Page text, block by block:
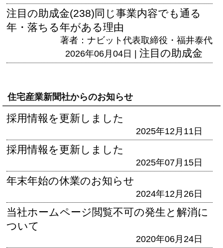
注目の助成金(238)同じ事業内容でも通る
年・落ちる年がある理由
著者：ナビット代表取締役・福井泰代
2026年06月04日 | 注目の助成金
住宅産業新聞社からのお知らせ
採用情報を更新しました
2025年12月11日
採用情報を更新しました
2025年07月15日
年末年始の休業のお知らせ
2024年12月26日
当社ホームページ閲覧不可の発生と解消に
ついて
2020年06月24日